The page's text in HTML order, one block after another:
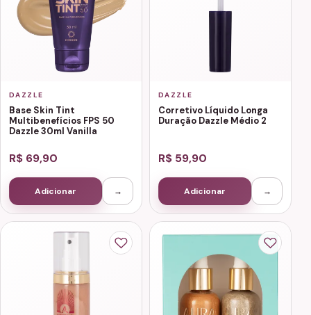
DAZZLE
Base Skin Tint
Multibenefícios FPS 50
Dazzle 30ml Vanilla
R$ 69,90
Adicionar →
DAZZLE
Corretivo Líquido Longa
Duração Dazzle Médio 2
R$ 59,90
Adicionar →